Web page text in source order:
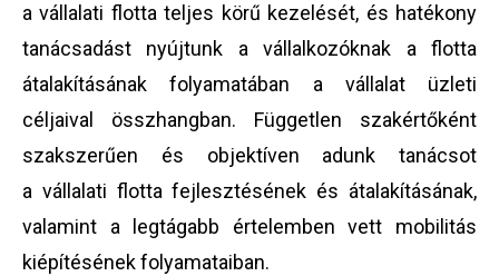
a vállalati flotta teljes körű kezelését, és hatékony
tanácsadást nyújtunk a vállalkozóknak a flotta
átalakításának folyamatában a vállalat üzleti
céljaival összhangban. Független szakértőként
szakszerűen és objektíven adunk tanácsot
a vállalati flotta fejlesztésének és átalakításának,
valamint a legtágabb értelemben vett mobilitás
kiépítésének folyamataiban.